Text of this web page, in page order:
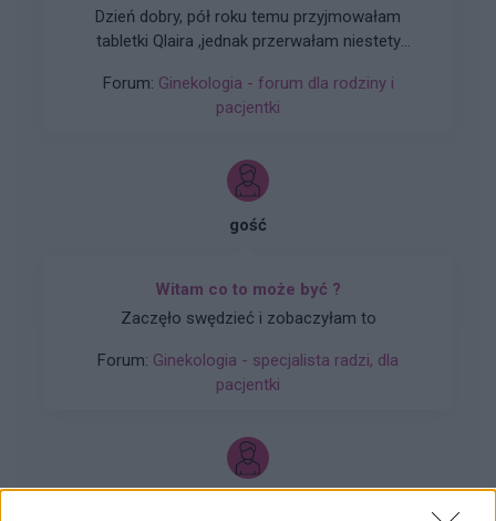
Dzień dobry, pół roku temu przyjmowałam
tabletki Qlaira ,jednak przerwałam niestety
Zaczęłam znowu przyjmować tabletki mimo iż
jestem 2 tygodnie po okresie ,dziś wezmę 5
pierwszą tabletkę ?
Forum: Ginekologia - forum dla rodziny i
pacjentki
gość
Witam co to może być ?
Zaczęło swędzieć i zobaczyłam to
Forum: Ginekologia - specjalista radzi, dla
pacjentki